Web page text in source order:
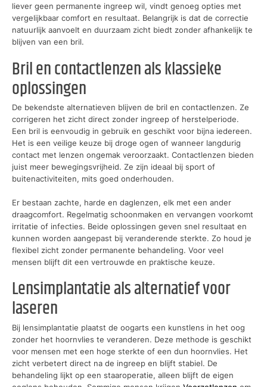
liever geen permanente ingreep wil, vindt genoeg opties met
vergelijkbaar comfort en resultaat. Belangrijk is dat de correctie
natuurlijk aanvoelt en duurzaam zicht biedt zonder afhankelijk te
blijven van een bril.
Bril en contactlenzen als klassieke
oplossingen
De bekendste alternatieven blijven de bril en contactlenzen. Ze
corrigeren het zicht direct zonder ingreep of herstelperiode.
Een bril is eenvoudig in gebruik en geschikt voor bijna iedereen.
Het is een veilige keuze bij droge ogen of wanneer langdurig
contact met lenzen ongemak veroorzaakt. Contactlenzen bieden
juist meer bewegingsvrijheid. Ze zijn ideaal bij sport of
buitenactiviteiten, mits goed onderhouden.
Er bestaan zachte, harde en daglenzen, elk met een ander
draagcomfort. Regelmatig schoonmaken en vervangen voorkomt
irritatie of infecties. Beide oplossingen geven snel resultaat en
kunnen worden aangepast bij veranderende sterkte. Zo houd je
flexibel zicht zonder permanente behandeling. Voor veel
mensen blijft dit een vertrouwde en praktische keuze.
Lensimplantatie als alternatief voor
laseren
Bij lensimplantatie plaatst de oogarts een kunstlens in het oog
zonder het hoornvlies te veranderen. Deze methode is geschikt
voor mensen met een hoge sterkte of een dun hoornvlies. Het
zicht verbetert direct na de ingreep en blijft stabiel. De
behandeling lijkt op een staaroperatie, alleen blijft de eigen